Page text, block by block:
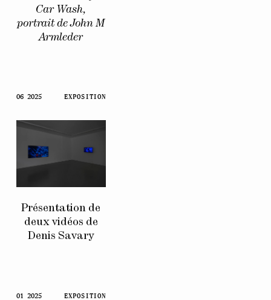
Car Wash,
portrait de John M
Armleder
06 2025 EXPOSITION
Présentation de
deux vidéos de
Denis Savary
01 2025 EXPOSITION